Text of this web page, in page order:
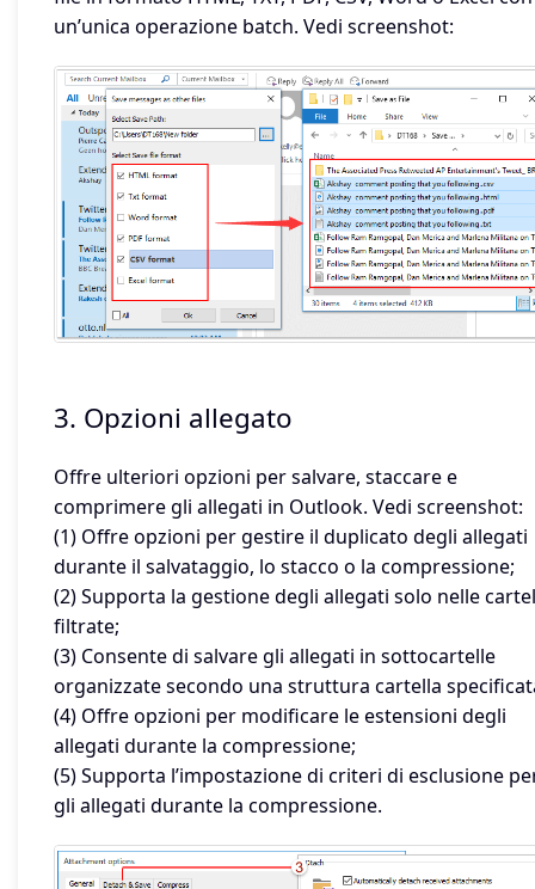
un’unica operazione batch. Vedi screenshot:
3. Opzioni allegato
Offre ulteriori opzioni per salvare, staccare e
comprimere gli allegati in Outlook. Vedi screenshot:
(1) Offre opzioni per gestire il duplicato degli allegati
durante il salvataggio, lo stacco o la compressione;
(2) Supporta la gestione degli allegati solo nelle
filtrate;
(3) Consente di salvare gli allegati in sottocartelle
organizzate secondo una struttura cartella
(4) Offre opzioni per modificare le estensioni degli
allegati durante la compressione;
(5) Supporta l’impostazione di criteri di esclusione
gli allegati durante la compressione.